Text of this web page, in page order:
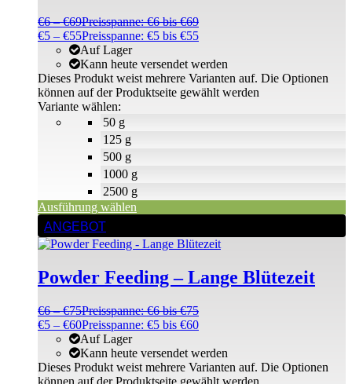
€6 –€69Preisspanne: €6 bis €69
€5 – €55Preisspanne: €5 bis €55
50 g
125 g
500 g
1000 g
2500 g
Auf Lager
Kann heute versendet werden
Variante wählen:
Ausführung wählen
Dieses Produkt weist mehrere Varianten auf. Die Optionen
können auf der Produktseite gewählt werden
ANGEBOT
Powder Feeding – Lange Blütezeit
€6 –€75Preisspanne: €6 bis €75
€5 – €60Preisspanne: €5 bis €60
Auf Lager
Kann heute versendet werden
Dieses Produkt weist mehrere Varianten auf. Die Optionen
können auf der Produktseite gewählt werden